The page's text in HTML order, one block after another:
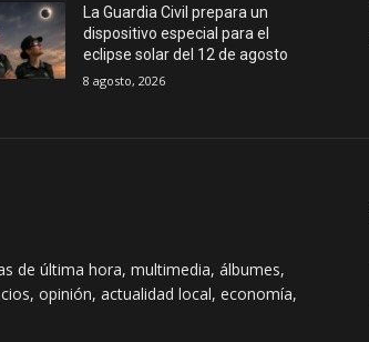
La Guardia Civil prepara un
dispositivo especial para el
eclipse solar del 12 de agosto
8 agosto, 2026
de última hora, multimedia, álbumes,
opinión, actualidad local, economía,